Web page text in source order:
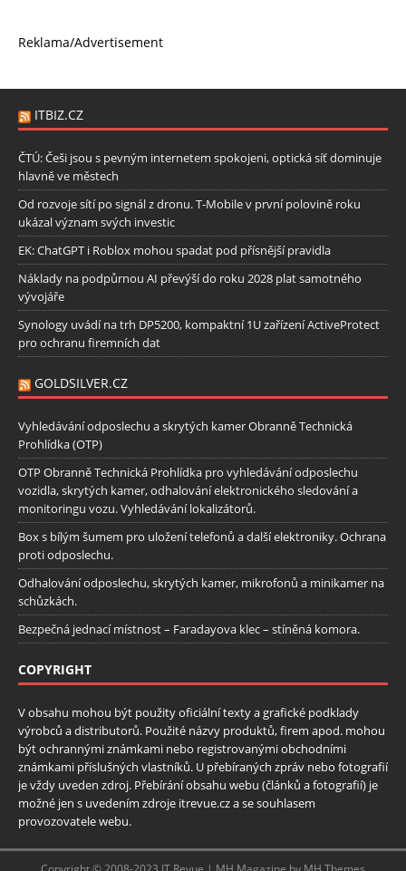
Reklama/Advertisement
ITBIZ.CZ
ČTÚ: Češi jsou s pevným internetem spokojeni, optická síť dominuje
hlavně ve městech
Od rozvoje sítí po signál z dronu. T-Mobile v první polovině roku
ukázal význam svých investic
EK: ChatGPT i Roblox mohou spadat pod přísnější pravidla
Náklady na podpůrnou AI převýší do roku 2028 plat samotného
vývojáře
Synology uvádí na trh DP5200, kompaktní 1U zařízení ActiveProtect
pro ochranu firemních dat
GOLDSILVER.CZ
Vyhledávání odposlechu a skrytých kamer Obranně Technická
Prohlídka (OTP)
OTP Obranně Technická Prohlídka pro vyhledávání odposlechu
vozidla, skrytých kamer, odhalování elektronického sledování a
monitoringu vozu. Vyhledávání lokalizátorů.
Box s bílým šumem pro uložení telefonů a další elektroniky. Ochrana
proti odposlechu.
Odhalování odposlechu, skrytých kamer, mikrofonů a minikamer na
schůzkách.
Bezpečná jednací místnost – Faradayova klec – stíněná komora.
COPYRIGHT
V obsahu mohou být použity oficiální texty a grafické podklady
výrobců a distributorů. Použité názvy produktů, firem apod. mohou
být ochrannými známkami nebo registrovanými obchodními
známkami příslušných vlastníků. U přebíraných zpráv nebo fotografií
je vždy uveden zdroj. Přebírání obsahu webu (článků a fotografií) je
možné jen s uvedením zdroje itrevue.cz a se souhlasem
provozovatele webu.